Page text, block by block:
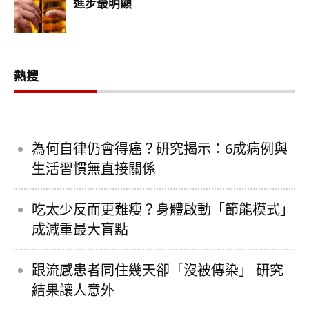
熱搜
為何自律仍會得癌？研究揭示：6成病例與
生活習慣無直接關係
吃太少反而更難瘦？身體啟動「節能模式」
成減重最大盲點
跟流感患者同住幾天卻「沒被傳染」 研究
結果讓人意外